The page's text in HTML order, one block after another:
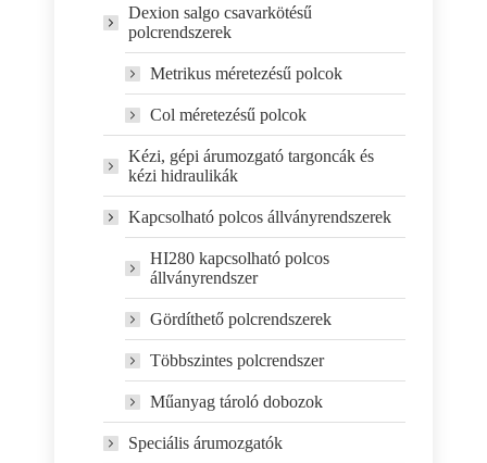
Dexion salgo csavarkötésű
polcrendszerek
Metrikus méretezésű polcok
Col méretezésű polcok
Kézi, gépi árumozgató targoncák és
kézi hidraulikák
Kapcsolható polcos állványrendszerek
HI280 kapcsolható polcos
állványrendszer
Gördíthető polcrendszerek
Többszintes polcrendszer
Műanyag tároló dobozok
Speciális árumozgatók